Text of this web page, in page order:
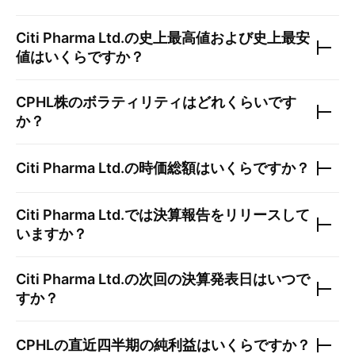
Citi Pharma Ltd.の史上最高値および史上最安
値はいくらですか？
CPHL株のボラティリティはどれくらいです
か？
Citi Pharma Ltd.の時価総額はいくらですか？
Citi Pharma Ltd.では決算報告をリリースして
いますか？
Citi Pharma Ltd.の次回の決算発表日はいつで
すか？
CPHLの直近四半期の純利益はいくらですか？